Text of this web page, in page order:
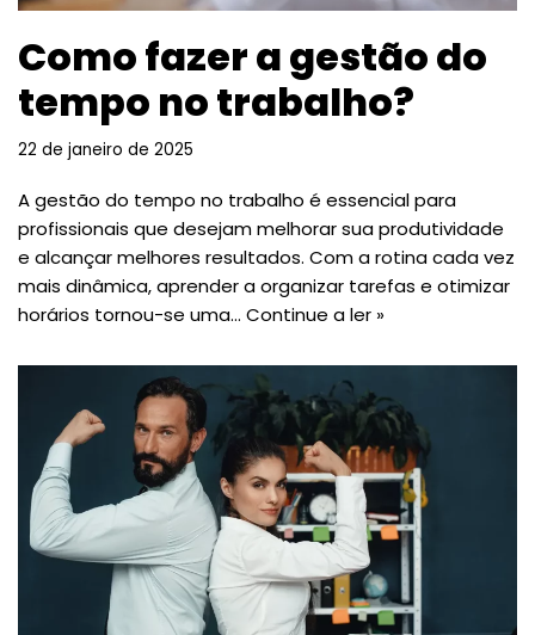
Como fazer a gestão do
tempo no trabalho?
22 de janeiro de 2025
A gestão do tempo no trabalho é essencial para
profissionais que desejam melhorar sua produtividade
e alcançar melhores resultados. Com a rotina cada vez
mais dinâmica, aprender a organizar tarefas e otimizar
horários tornou-se uma… Continue a ler »